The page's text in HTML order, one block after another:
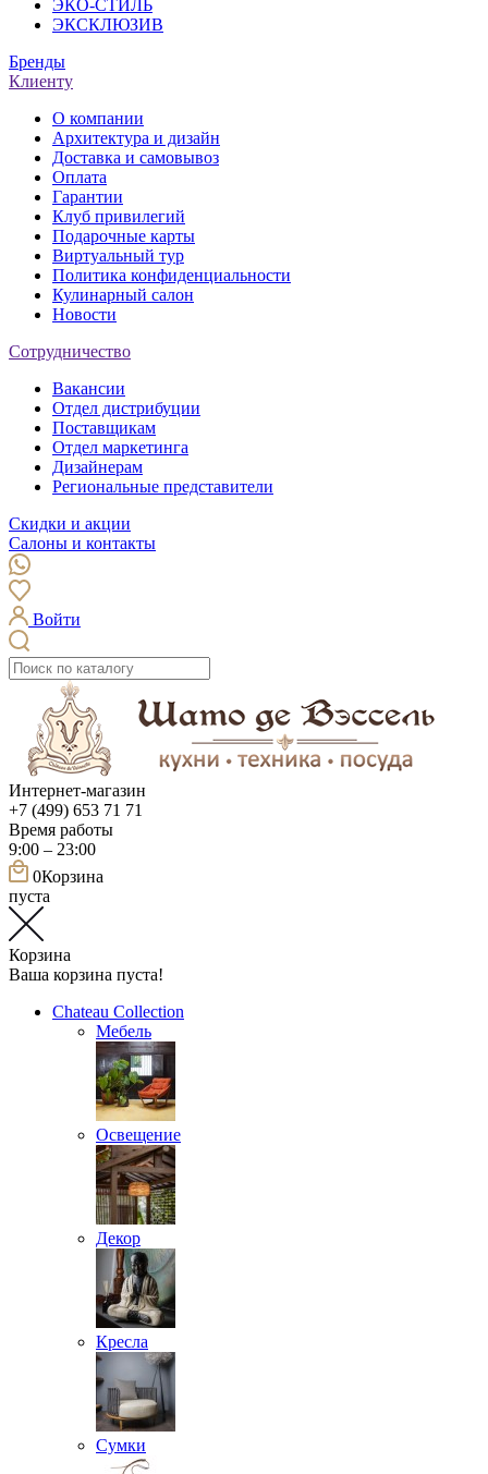
ЭКО-СТИЛЬ
ЭКСКЛЮЗИВ
Бренды
Клиенту
О компании
Архитектура и дизайн
Доставка и самовывоз
Оплата
Гарантии
Клуб привилегий
Подарочные карты
Виртуальный тур
Политика конфиденциальности
Кулинарный салон
Новости
Сотрудничество
Вакансии
Отдел дистрибуции
Поставщикам
Отдел маркетинга
Дизайнерам
Региональные представители
Скидки и акции
Салоны и контакты
Войти
Интернет-магазин
+7 (499) 653 71 71
Время работы
9:00 – 23:00
0Корзина
пуста
Корзина
Ваша корзина пуста!
Chateau Collection
Мебель
Освещение
Декор
Кресла
Сумки